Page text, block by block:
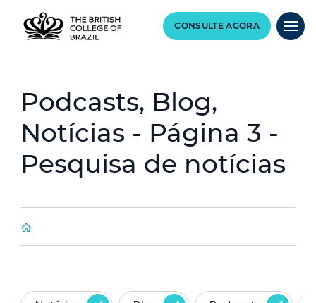
CONSULTE AGORA
Podcasts, Blog,
Notícias - Página 3 -
Pesquisa de notícias